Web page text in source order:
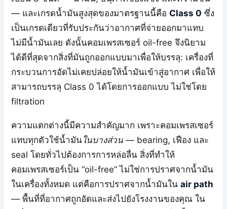
— และเกรดน้ำมันสูงสุดของมาตรฐานนี้คือClass 0 ซึ่ง
เป็นเกรดเดียวที่รับประกันว่าอากาศที่จ่ายออกมาแทบ
ไม่มีน้ำมันเลย ดังนั้นคอมเพรสเซอร์ oil-free จึงนิยาม
ได้ดีที่สุดจากสิ่งที่มันถูกออกแบบมาเพื่อให้บรรลุ: เครื่องที่
กระบวนการอัดไม่เคยปล่อยให้น้ำมันเข้าสู่อากาศ เพื่อให้
สามารถบรรลุ Class 0 ได้โดยการออกแบบ ไม่ใช่โดย
filtration
ความแตกต่างนี้มีความสำคัญมาก เพราะคอมเพรสเซอร์
แทบทุกตัวใช้น้ำมันในบางส่วน — bearing, เฟือง และ
seal โดยทั่วไปต้องการการหล่อลื่น สิ่งที่ทำให้
คอมเพรสเซอร์เป็น “oil-free” ไม่ใช่การปราศจากน้ำมัน
ในเครื่องทั้งหมด แต่คือการปราศจากน้ำมันในair path
— พื้นที่ที่อากาศถูกอัดและส่งไปยังโรงงานของคุณ ใน